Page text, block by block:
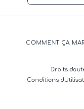
Droits
Conditions
COMMENT ÇA